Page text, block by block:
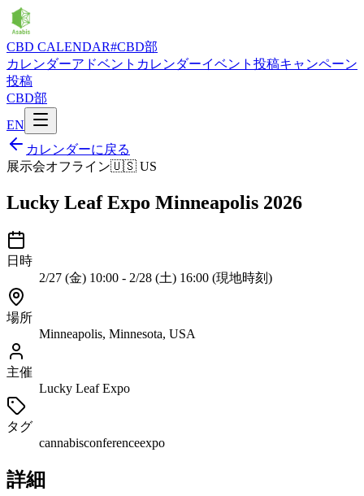
CBD CALENDAR#CBD部
カレンダーアドベントカレンダーイベント投稿キャンペーン
投稿
CBD部
EN
カレンダーに戻る
展示会オフライン🇺🇸 US
Lucky Leaf Expo Minneapolis 2026
日時
2/27 (金) 10:00 - 2/28 (土) 16:00 (現地時刻)
場所
Minneapolis, Minnesota, USA
主催
Lucky Leaf Expo
タグ
cannabisconferenceexpo
詳細